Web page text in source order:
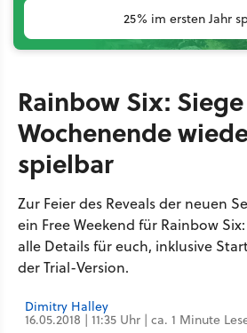
25% im ersten Jahr
Rainbow Six:
Wochenende
spielbar
Zur Feier des Reveals der neuen
ein Free Weekend für Rainbow
alle Details für euch, inklusive
der Trial-Version.
Dimitry Halley
16.05.2018 | 11:35 Uhr | ca. 1 Minute